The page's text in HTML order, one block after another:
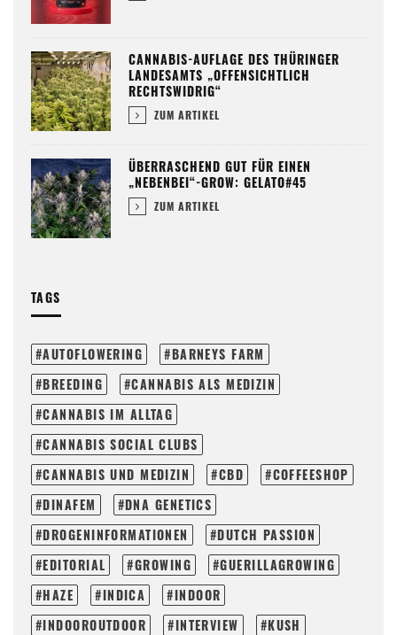
CANNABIS-AUFLAGE DES THÜRINGER
LANDESAMTS „OFFENSICHTLICH
RECHTSWIDRIG“
ZUM ARTIKEL
ÜBERRASCHEND GUT FÜR EINEN
„NEBENBEI“-GROW: GELATO#45
ZUM ARTIKEL
TAGS
AUTOFLOWERING
BARNEYS FARM
BREEDING
CANNABIS ALS MEDIZIN
CANNABIS IM ALLTAG
CANNABIS SOCIAL CLUBS
CANNABIS UND MEDIZIN
CBD
COFFEESHOP
DINAFEM
DNA GENETICS
DROGENINFORMATIONEN
DUTCH PASSION
EDITORIAL
GROWING
GUERILLAGROWING
HAZE
INDICA
INDOOR
INDOOROUTDOOR
INTERVIEW
KUSH